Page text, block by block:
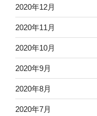
2020年12月
2020年11月
2020年10月
2020年9月
2020年8月
2020年7月